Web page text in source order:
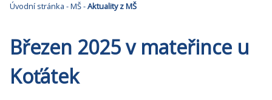
Úvodní stránka -MŠ-Aktuality z MŠ
Březen 2025 v mateřince u
Koťátek